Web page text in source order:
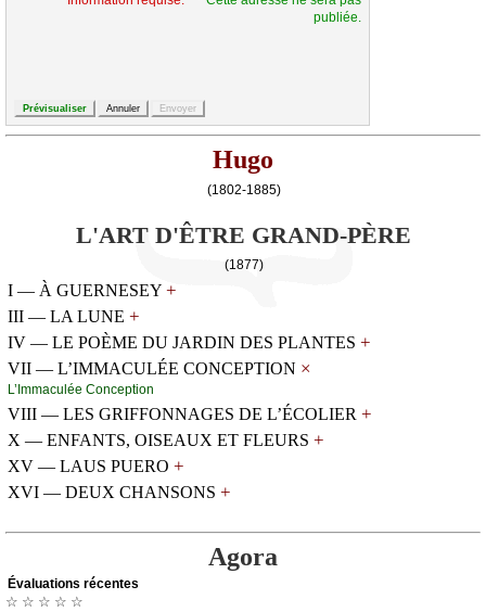
publiée.
Hugo
(1802-1885)
L'ART D'ÊTRE GRAND-PÈRE
(1877)
I — À GUERNESEY +
III — LA LUNE +
IV — LE POÈME DU JARDIN DES PLANTES +
VII — L’IMMACULÉE CONCEPTION ×
L’Ιmmасuléе Соnсеptiоn
VIII — LES GRIFFONNAGES DE L’ÉCOLIER +
X — ENFANTS, OISEAUX ET FLEURS +
XV — LAUS PUERO +
XVI — DEUX CHANSONS +
Agora
Évаluations récеntes
☆ ☆ ☆ ☆ ☆